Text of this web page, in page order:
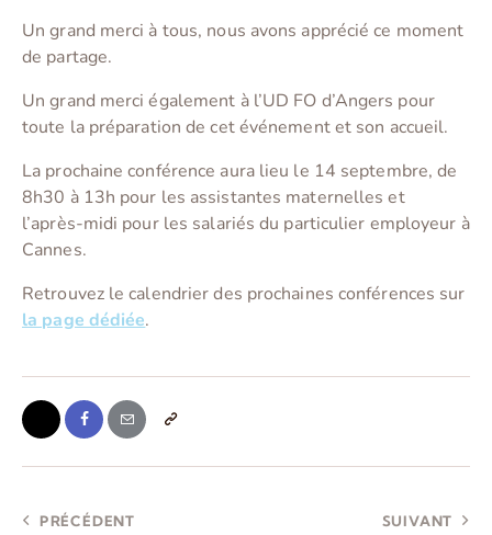
Un grand merci à tous, nous avons apprécié ce moment
de partage.
Un grand merci également à l’UD FO d’Angers pour
toute la préparation de cet événement et son accueil.
La prochaine conférence aura lieu le 14 septembre, de
8h30 à 13h pour les assistantes maternelles et
l’après-midi pour les salariés du particulier employeur à
Cannes.
Retrouvez le calendrier des prochaines conférences sur
la page dédiée.
PRÉCÉDENT SUIVANT